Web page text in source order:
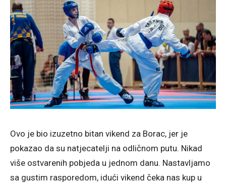
Ovo je bio izuzetno bitan vikend za Borac, jer je
pokazao da su natjecatelji na odličnom putu. Nikad
više ostvarenih pobjeda u jednom danu. Nastavljamo
sa gustim rasporedom, idući vikend čeka nas kup u